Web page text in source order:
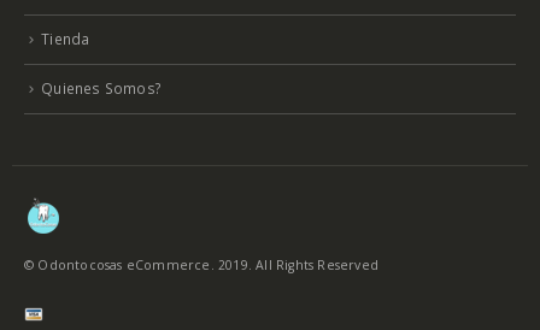
Tienda
Quienes Somos?
© Odontocosas eCommerce. 2019. All Rights Reserved